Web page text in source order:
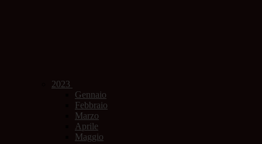
2023
Gennaio
Febbraio
Marzo
Aprile
Maggio